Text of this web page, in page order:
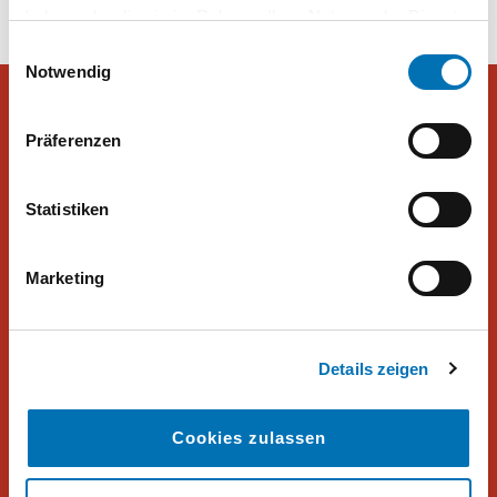
haben oder die sie im Rahmen Ihrer Nutzung der Dienste
Cookies, wenn Sie unsere Webseite weiterhin nutzen.
Notwendig
Präferenzen
Statistiken
Marketing
Details zeigen
Cookies zulassen
Peter Hajek Public Opinion Strategies bietet fundierte Markt- und
Organisationen.
Datenschutz